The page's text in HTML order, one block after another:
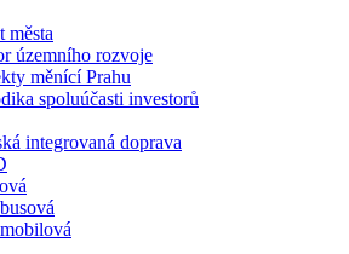
města
územního rozvoje
měnící Prahu
spoluúčasti investorů
integrovaná doprava